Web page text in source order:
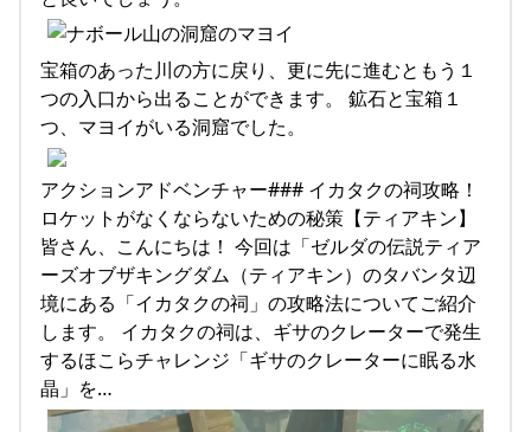
宝箱のあった川の方に戻り、更に先に進むともう１
つの入口から出ることができます。 鉱石と宝箱１
つ、マヨイがいる洞窟でした。
アクションアドベンチャー### イカタクの祠攻略！
ロケットがなくならないための秘策【ティアキン】
皆さん、こんにちは！ 今回は「ゼルダの伝説ティア
ーズオブザキングダム（ティアキン）のタバンタ辺
境にある「イカタクの祠」の攻略法についてご紹介
します。 イカタクの祠は、ギサのクレーターで発生
するほこらチャレンジ「ギサのクレーターに眠る水
晶」を…